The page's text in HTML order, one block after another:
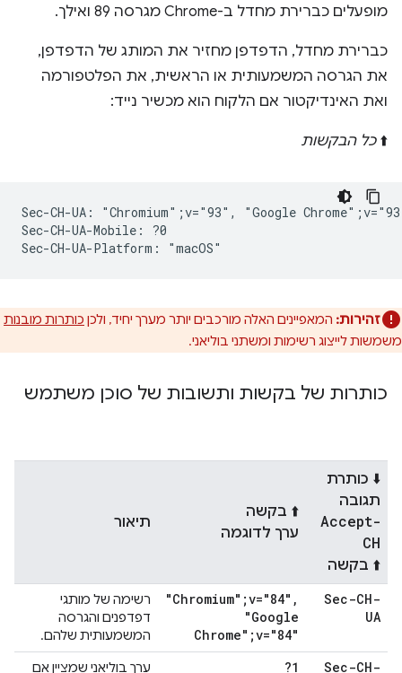
מופעלים כברירת מחדל ב-Chrome מגרסה 89 ואילך.
כברירת מחדל, הדפדפן מחזיר את המותג של הדפדפן,
את הגרסה המשמעותית או הראשית, את הפלטפורמה
ואת האינדיקטור אם הלקוח הוא מכשיר נייד:
⬆️כל הבקשות
Sec-CH-UA: "Chromium";v="93", "Google
Sec-CH-UA-Mobile: ?0
זהירות: המאפיינים האלה מורכבים יותר מערך יחיד, ולכן כותרות מובנות
משמשות לייצוג רשימות ומשתני בוליאני.
כותרות של בקשות ותשובות של סוכן משתמש
⬇️ כותרת
תגובה
Accept-
CH
⬆️ בקשה
⬆️ בקשה
ערך לדוגמה
תיאור
Sec-CH-
UA
"Chromium";v="84" ,
"Google
Chrome";v="84"
רשימה של מותגי
דפדפנים והגרסה
המשמעותית שלהם.
Sec-CH-
?1
ערך בוליאני שמציין אם